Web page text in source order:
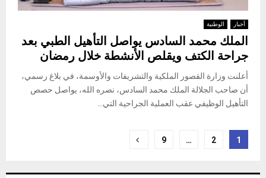
أخبار الوطنية
الملك محمد السادس يواصل التأهيل الطبي بعد
جراحة الكتف ويقلص الأنشطة خلال رمضان
أعلنت وزارة القصور الملكية والتشريفات والأوسمة، في بلاغ رسمي،
أن صاحب الجلالة الملك محمد السادس، نصره الله، يواصل حصص
التأهيل الوظيفي عقب العملية الجراحية التي...
تعدد
1
2
…
9